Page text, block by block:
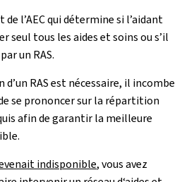
l’AEC qui détermine si l’aidant
seul tous les aides et soins ou s’il
un RAS.
RAS est nécessaire, il incombe
se prononcer sur la répartition
afin de garantir la meilleure
indisponible, vous avez